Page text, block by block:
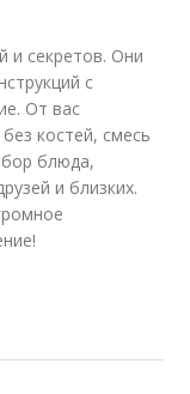
и секретов. Они
с
От вас
костей, смесь
блюда,
и близких.